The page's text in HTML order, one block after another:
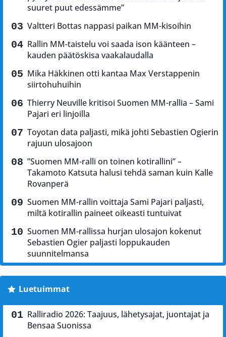
suuret puut edessämme”
Valtteri Bottas nappasi paikan MM-kisoihin
Rallin MM-taistelu voi saada ison käänteen –
kauden päätöskisa vaakalaudalla
Mika Häkkinen otti kantaa Max Verstappenin
siirtohuhuihin
Thierry Neuville kritisoi Suomen MM-rallia – Sami
Pajari eri linjoilla
Toyotan data paljasti, mikä johti Sebastien Ogierin
rajuun ulosajoon
”Suomen MM-ralli on toinen kotirallini” –
Takamoto Katsuta halusi tehdä saman kuin Kalle
Rovanperä
Suomen MM-rallin voittaja Sami Pajari paljasti,
miltä kotirallin paineet oikeasti tuntuivat
Suomen MM-rallissa hurjan ulosajon kokenut
Sebastien Ogier paljasti loppukauden
suunnitelmansa
Luetuimmat
Ralliradio 2026: Taajuus, lähetysajat, juontajat ja
Bensaa Suonissa